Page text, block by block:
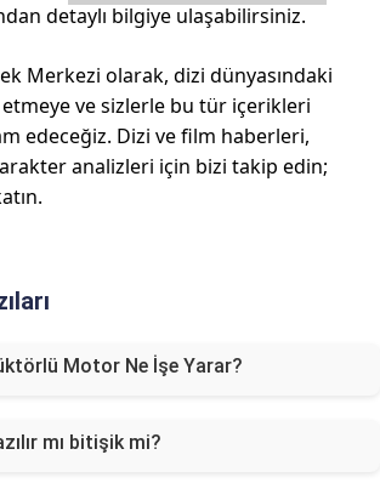
detaylı bilgiye ulaşabilirsiniz.
Merkezi olarak, dizi dünyasındaki
ve sizlerle bu tür içerikleri
edeceğiz. Dizi ve film haberleri,
analizleri için bizi takip edin;
Motor Ne İşe Yarar?
mı bitişik mi?